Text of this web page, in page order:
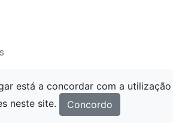
Todos os direitos reservados.
está a concordar com a utilização
neste site.
Concordo